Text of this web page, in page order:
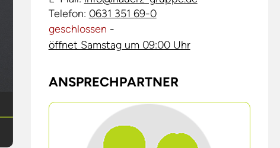
Telefon: 0631 351 69-0
geschlossen -
öffnet Samstag um 09:00 Uhr
ANSPRECHPARTNER